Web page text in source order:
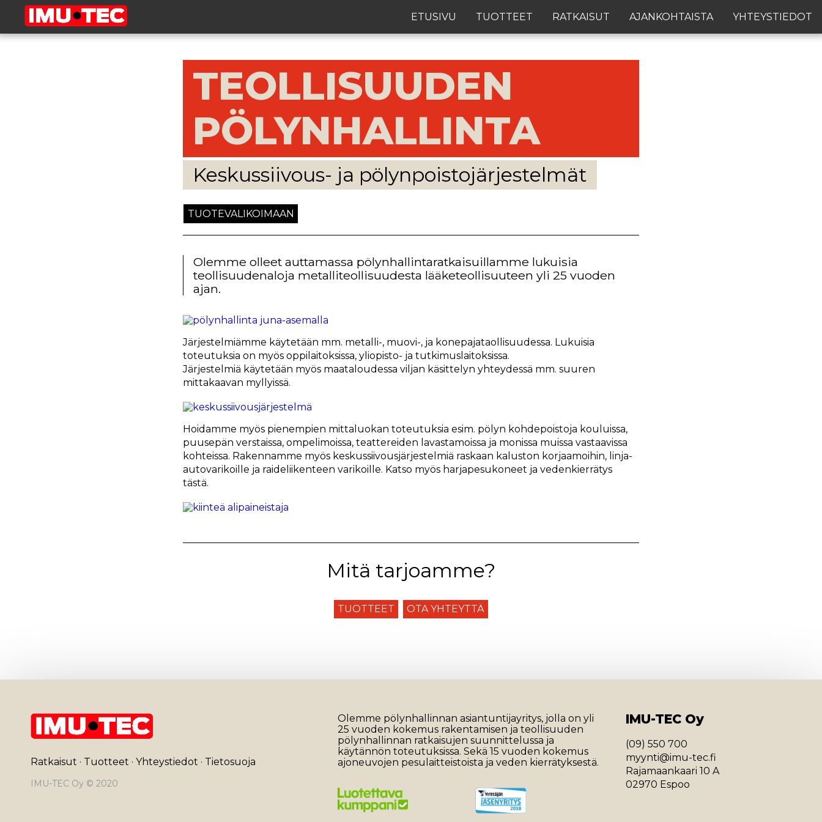
ETUSIVU TUOTTEET RATKAISUT AJANKOHTAISTA YHTEYSTIEDOT
TEOLLISUUDEN
PÖLYNHALLINTA
Keskussiivous- ja pölynpoistojärjestelmät
TUOTEVALIKOIMAAN
Olemme olleet auttamassa pölynhallintaratkaisuillamme lukuisia
teollisuudenaloja metalliteollisuudesta lääketeollisuuteen yli 25 vuoden
ajan.
Järjestelmiämme käytetään mm. metalli-, muovi-, ja konepajataollisuudessa. Lukuisia
toteutuksia on myös oppilaitoksissa, yliopisto- ja tutkimuslaitoksissa.
Järjestelmiä käytetään myös maataloudessa viljan käsittelyn yhteydessä mm. suuren
mittakaavan myllyissä.
Hoidamme myös pienempien mittaluokan toteutuksia esim. pölyn kohdepoistoja kouluissa,
puusepän verstaissa, ompelimoissa, teattereiden lavastamoissa ja monissa muissa vastaavissa
kohteissa. Rakennamme myös keskussiivousjärjestelmiä raskaan kaluston korjaamoihin, linja-
autovarikoille ja raideliikenteen varikoille. Katso myös harjapesukoneet ja vedenkierrätys
tästä.
Mitä tarjoamme?
TUOTTEET OTA YHTEYTTÄ
Ratkaisut · Tuotteet · Yhteystiedot · Tietosuoja
IMU-TEC Oy © 2020
Olemme pölynhallinnan asiantuntijayritys, jolla on yli
25 vuoden kokemus rakentamisen ja teollisuuden
pölynhallinnan ratkaisujen suunnittelussa ja
käytännön toteutuksissa. Sekä 15 vuoden kokemus
ajoneuvojen pesulaitteistoista ja veden kierrätyksestä.
IMU-TEC Oy
(09) 550 700
myynti@imu-tec.fi
Rajamaankaari 10 A
02970 Espoo